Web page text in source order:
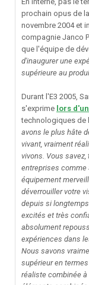
prochain opus de
novembre 2004 et
compagnie Janco
que l'équipe de
d'inaugurer une
supérieure au
Durant l'E3 2005,
s'exprime lors
technologiques de
avons le plus hâte
vivant, vraiment
vivons. Vous
entreprises comme
équipement
déverrouiller votre
depuis si
excités et très
absolument
expériences dans
Nous savons
supérieur en
réaliste combinée à